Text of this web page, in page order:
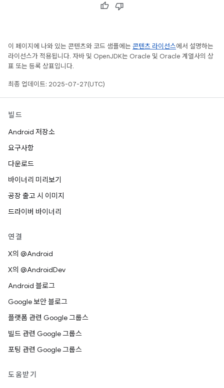
이 페이지에 나와 있는 콘텐츠와 코드 샘플에는 콘텐츠 라이선스에서 설명하는
라이선스가 적용됩니다. 자바 및 OpenJDK는 Oracle 및 Oracle 계열사의 상
표 또는 등록 상표입니다.
최종 업데이트: 2025-07-27(UTC)
빌드
Android 저장소
요구사항
다운로드
바이너리 미리보기
공장 출고 시 이미지
드라이버 바이너리
연결
X의 @Android
X의 @AndroidDev
Android 블로그
Google 보안 블로그
플랫폼 관련 Google 그룹스
빌드 관련 Google 그룹스
포팅 관련 Google 그룹스
도움받기